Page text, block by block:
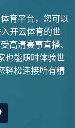
育平台，您可以
开云体育的世
高清赛事直播、
也能随时体验世
轻松连接所有精